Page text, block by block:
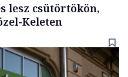
lesz csütörtökön,
Keleten